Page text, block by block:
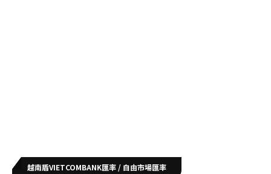
越南盾VIETCOMBANK匯率 / 自由市場匯率